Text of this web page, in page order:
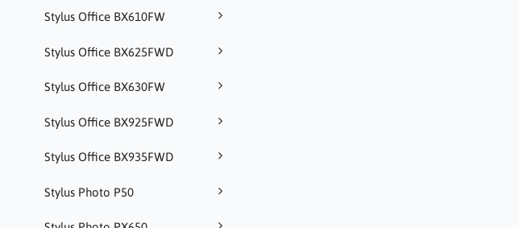
Stylus Office BX610FW
Stylus Office BX625FWD
Stylus Office BX630FW
Stylus Office BX925FWD
Stylus Office BX935FWD
Stylus Photo P50